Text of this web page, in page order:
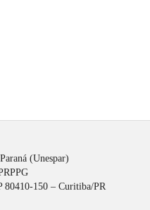
(Unespar)
80410-150 – Curitiba/PR